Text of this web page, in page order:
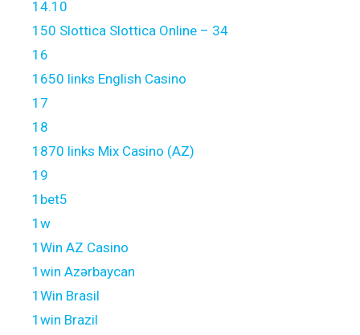
14.10
150 Slottica Slottica Online – 34
16
1650 links English Casino
17
18
1870 links Mix Casino (AZ)
19
1bet5
1w
1Win AZ Casino
1win Azərbaycan
1Win Brasil
1win Brazil